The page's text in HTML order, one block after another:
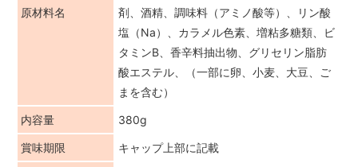
原材料名
剤、酒精、調味料（アミノ酸等）、リン酸
塩（Na）、カラメル色素、増粘多糖類、ビ
タミンB、香辛料抽出物、グリセリン脂肪
酸エステル、（一部に卵、小麦、大豆、ご
まを含む）
内容量 380g
賞味期限 キャップ上部に記載